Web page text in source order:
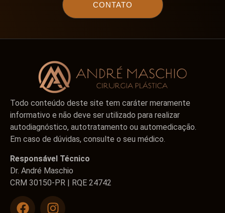
CONTATO
Todo conteúdo deste site tem caráter meramente
informativo e não deve ser utilizado para realizar
autodiagnóstico, autotratamento ou automedicação.
Em caso de dúvidas, consulte o seu médico.
Responsável Técnico
Dr. André Maschio
CRM 30150-PR | RQE 24742